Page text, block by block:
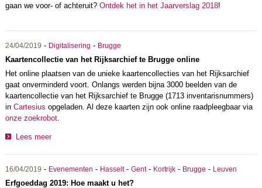
gaan we voor- of achteruit? Ontdek het in het Jaarverslag 2018!
24/04/2019 - Digitalisering - Brugge
Kaartencollectie van het Rijksarchief te Brugge online
Het online plaatsen van de unieke kaartencollecties van het Rijksarchief
gaat onverminderd voort. Onlangs werden bijna 3000 beelden van de
kaartencollectie van het Rijksarchief te Brugge (1713 inventarisnummers)
in Cartesius opgeladen. Al deze kaarten zijn ook online raadpleegbaar via
onze zoekrobot.
Lees meer
16/04/2019 - Evenementen - Hasselt- Gent- Kortrijk- Brugge - Leuven
Erfgoeddag 2019: Hoe maakt u het?